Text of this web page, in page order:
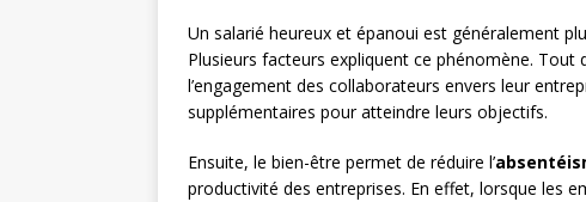
Un salarié heureux et épanoui est généralement
Plusieurs facteurs expliquent ce phénomène. Tout
l’engagement des collaborateurs envers leur
supplémentaires pour atteindre leurs objectifs.
Ensuite, le bien-être permet de réduire l’
productivité des entreprises. En effet, lorsque les